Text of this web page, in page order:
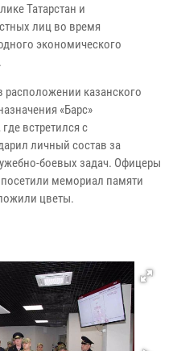
Татарстан и
лиц во время
экономического
казанского
«Барс»
встретился с
личный состав за
боевых задач. Офицеры
мемориал памяти
цветы.